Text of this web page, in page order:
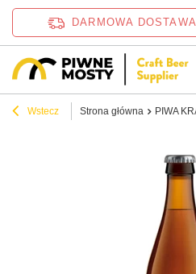
DARMOWA DOSTAWA
Wstecz Strona główna PIWA